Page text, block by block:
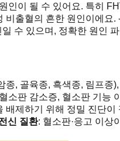
인이 될 수 있어요. 특히
비출혈의 흔한 원인이에요.
수 있으며, 정확한 원인
, 골육종, 흑색종, 림프
판 감소증, 혈소판 기능
배제하기 위해 정밀 진단
신 질환: 혈소판·응고 이상